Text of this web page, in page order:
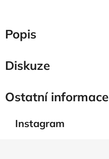
Popis
Diskuze
Ostatní informace
Instagram